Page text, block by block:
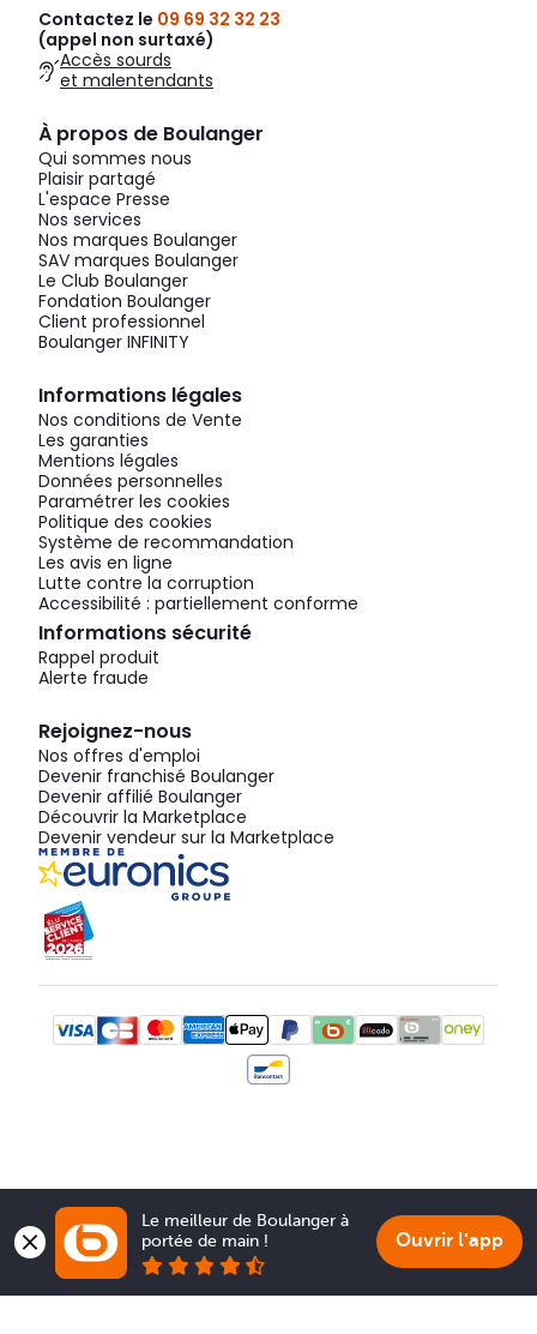
Contactez le 09 69 32 32 23
(appel non surtaxé)
Accès sourds
et malentendants
À propos de Boulanger
Qui sommes nous
Plaisir partagé
L'espace Presse
Nos services
Nos marques Boulanger
SAV marques Boulanger
Le Club Boulanger
Fondation Boulanger
Client professionnel
Boulanger INFINITY
Informations légales
Nos conditions de Vente
Les garanties
Mentions légales
Données personnelles
Paramétrer les cookies
Politique des cookies
Système de recommandation
Les avis en ligne
Lutte contre la corruption
Accessibilité : partiellement conforme
Informations sécurité
Rappel produit
Alerte fraude
Rejoignez-nous
Nos offres d'emploi
Devenir franchisé Boulanger
Devenir affilié Boulanger
Découvrir la Marketplace
Devenir vendeur sur la Marketplace
Le meilleur de Boulanger à
portée de main !
Ouvrir l'app